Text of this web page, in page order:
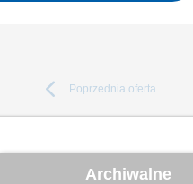
Poprzednia oferta
Archiwalne